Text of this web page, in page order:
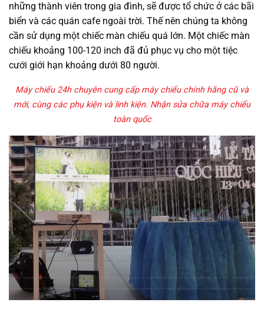
những thành viên trong gia đình, sẽ được tổ chức ở các bãi
biển và các quán cafe ngoài trời. Thế nên chúng ta không
cần sử dụng một chiếc màn chiếu quá lớn. Một chiếc màn
chiếu khoảng 100-120 inch đã đủ phục vụ cho một tiệc
cưới giới hạn khoảng dưới 80 người.
Máy chiếu 24h chuyên cung cấp máy chiếu chính hãng cũ và
mới, cùng các phụ kiện và linh kiện. Nhận sửa chữa máy chiếu
toàn quốc